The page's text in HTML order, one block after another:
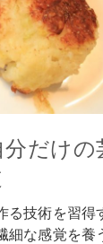
だけの
る技術を習得
細な感覚を養